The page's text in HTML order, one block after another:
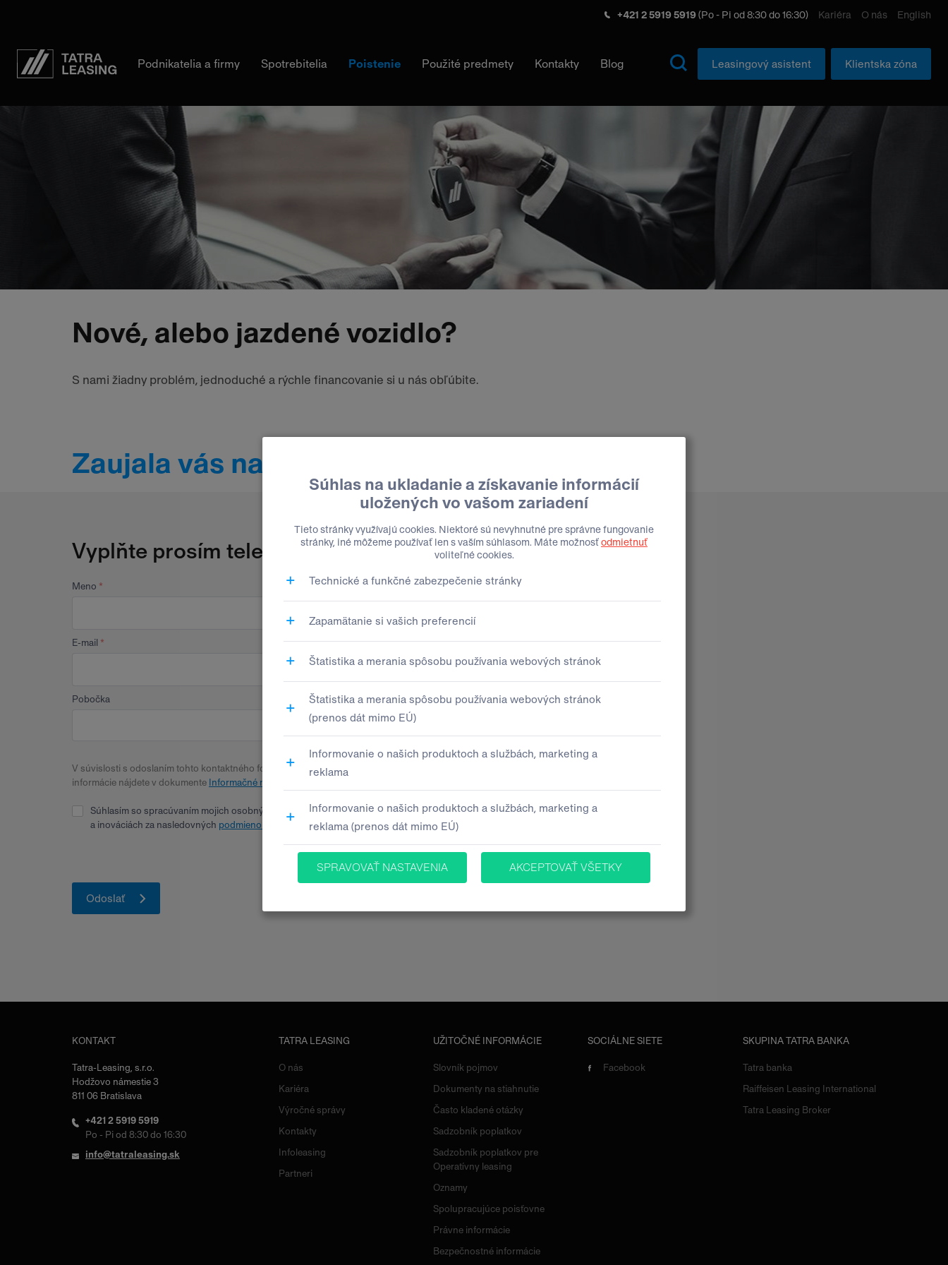
Tatra-
Leasing
Podnikatelia a firmy Spotrebitelia Poistenie Použité predmety Kontakty Blog
+421 2 5919 5919(Po - Pi od 8:30 do 16:30) Kariéra O nás English
Klientska zóna
Leasingový asistent
Nové, alebo jazdené vozidlo?
S nami žiadny problém, jednoduché a rýchle financovanie si u nás obľúbite.
Zaujala vás naša ponuka?
Vyplňte prosím telefónne číslo alebo e-mail.
Meno Priezvisko
E-mail Telefón
Pobočka
V súvislosti s odoslaním tohto kontaktného formulára budeme spracúvať Vaše osobné údaje. Všetky bližšie
informácie nájdete v dokumente Informačné memorandum ochrany osobných údajov
Súhlasím so spracúvaním mojich osobných údajov pre účely poskytovania informácií o produktoch, službách
a inováciách za nasledovných podmienok . Zároveň vyhlasujem, že mám 16 a viac rokov.
KONTAKT
Tatra-Leasing, s.r.o.
Hodžovo námestie 3
811 06 Bratislava
+421 2 5919 5919
Po - Pi od 8:30 do 16:30
info@tatraleasing.sk
TATRA LEASING
O nás
Kariéra
Výročné správy
Kontakty
Infoleasing
Partneri
UŽITOČNÉ INFORMÁCIE
Slovník pojmov
Dokumenty na stiahnutie
Často kladené otázky
Sadzobník poplatkov
Sadzobník poplatkov pre
Operatívny leasing
Oznamy
Spolupracujúce poisťovne
Právne informácie
Bezpečnostné informácie
SOCIÁLNE SIETE
Facebook
SKUPINA TATRA BANKA
Tatra banka
Raiffeisen Leasing International
Tatra Leasing Broker